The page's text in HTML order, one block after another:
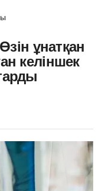
ұнатқан
келіншек